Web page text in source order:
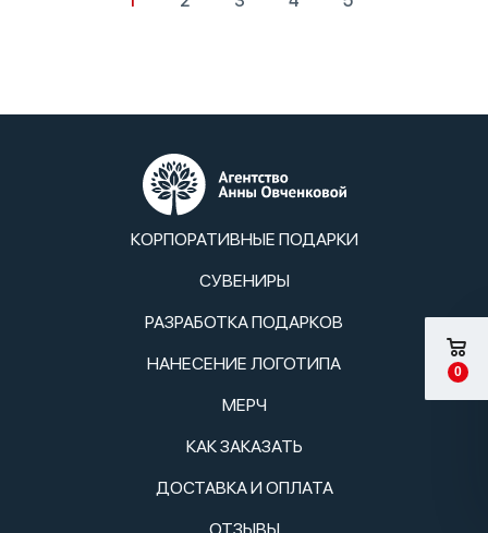
КОРПОРАТИВНЫЕ ПОДАРКИ
СУВЕНИРЫ
РАЗРАБОТКА ПОДАРКОВ
НАНЕСЕНИЕ ЛОГОТИПА
МЕРЧ
КАК ЗАКАЗАТЬ
ДОСТАВКА И ОПЛАТА
0